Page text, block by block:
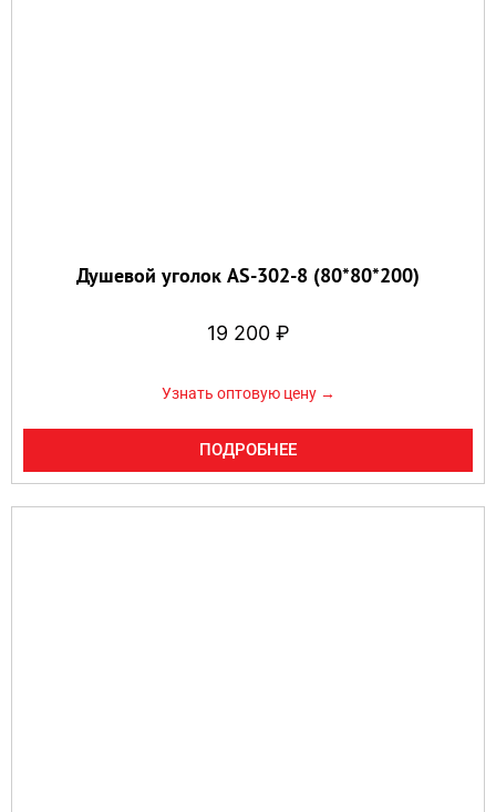
Душевой уголок AS-302-8 (80*80*200)
19 200 ₽
Узнать оптовую цену →
ПОДРОБНЕЕ